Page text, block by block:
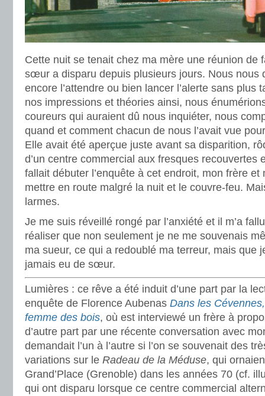
Cette nuit se tenait chez ma mère une réunion de
sœur a disparu depuis plusieurs jours. Nous nous
encore l’attendre ou bien lancer l’alerte sans plus
nos impressions et théories ainsi, nous
coureurs qui auraient dû nous inquiéter, nous
quand et comment chacun de nous l’avait vue
Elle avait été aperçue juste avant sa disparition,
d’un centre commercial aux fresques recouvertes
fallait débuter l’enquête à cet endroit, mon frère
mettre en route malgré la nuit et le couvre-feu.
larmes.
Je me suis réveillé rongé par l’anxiété et il m’a
réaliser que non seulement je ne me souvenais
ma sueur, ce qui a redoublé ma terreur, mais que
jamais eu de sœur.
Lumières : ce rêve a été induit d’une part par la
enquête de Florence Aubenas Dans les
femme des bois, où est interviewé un frère à
d’autre part par une récente conversation avec
demandait l’un à l’autre si l’on se souvenait des
variations sur le Radeau de la Méduse, qui
Grand’Place (Grenoble) dans les années 70 (cf.
qui ont disparu lorsque ce centre commercial